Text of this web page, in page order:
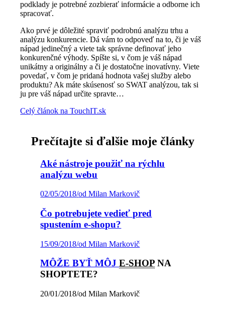
podklady je potrebné zozbierať informácie a odborne ich
spracovať.
Ako prvé je dôležité spraviť podrobnú analýzu trhu a
analýzu konkurencie. Dá vám to odpoveď na to, či je váš
nápad jedinečný a viete tak správne definovať jeho
konkurenčné výhody. Spíšte si, v čom je váš nápad
unikátny a originálny a či je dostatočne inovatívny. Viete
povedať, v čom je pridaná hodnota vašej služby alebo
produktu? Ak máte skúsenosť so SWAT analýzou, tak si
ju pre váš nápad určite spravte…
Celý článok na TouchIT.sk
Prečítajte si ďalšie moje články
Aké nástroje použiť na rýchlu
analýzu webu
02/05/2018/od Milan Markovič
Čo potrebujete vedieť pred
spustením e-shopu?
15/09/2018/od Milan Markovič
MÔŽE BYŤ MÔJE-SHOP NA
SHOPTETE?
20/01/2018/od Milan Markovič